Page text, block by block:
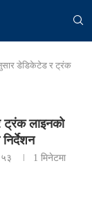
डेडिकेटेड र ट्रंक
ट्रंक लाइनको
1 मिनेटमा